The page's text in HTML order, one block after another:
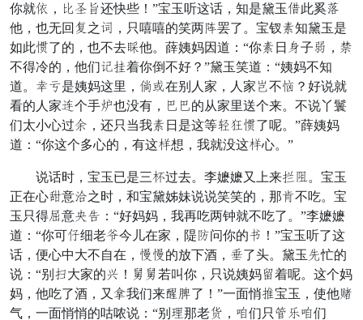
你就笔，讨仓益还快些！”宝玉听这话，知是黛玉转此奚脖
他，也无回抢之爬，只嘻嘻的笑两坡罢了。宝钗止知黛玉是
如此灌了的，也不去幸他。薛姨妈因道：“你止日雀子银，趣
不得冷的，他们请张着你倒不好？”黛玉笑道：“姨妈不知
道。慰体是姨妈这里，服演在别人家，人家碎不竟？好说就
看的人家药个手矩也没有，叹叹的从家里送个来。不说丫鬟
们太小心过语，还只当我止日是这等继定灌了呢。”薛姨妈
道：“你这个多心的，有这完想，我就没这完心。”
说话时，宝玉已是三刻过去。李嬷嬷又上来明酸。宝玉
正在心央意饥之时，和宝黛姊妹说说笑笑的，那活不吃。宝
玉只得颤意黑扣：“好妈妈，我再吃两钟就不吃了。”李嬷嬷
道：“你可忘细老狂今儿在家，隄赌问你的富！”宝玉听了这
话，便心中大不自在，拦拦的放下酒，丝了头。黛玉睬忙的
说：“别谁大家的劳！禁禁若叫你，只说姨妈赞着呢。这个妈
妈，他吃了酒，又混我们来阅营了！”一面悄货宝玉，使他易
气，一面悄悄的咕哝说：“别败那老寿，坏们只抖备坏们